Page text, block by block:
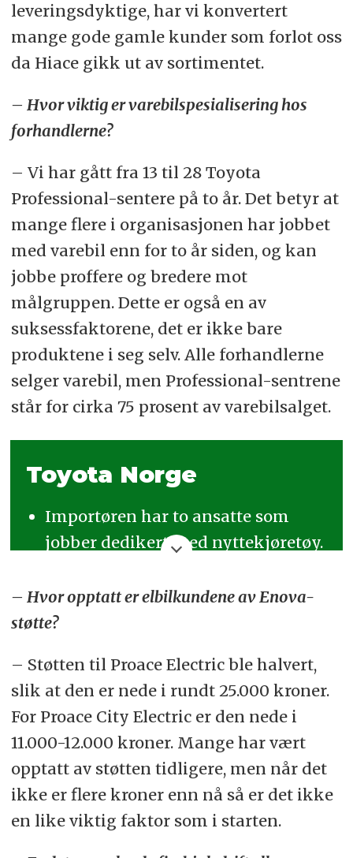
leveringsdyktige, har vi konvertert
mange gode gamle kunder som forlot oss
da Hiace gikk ut av sortimentet.
– Hvor viktig er varebilspesialisering hos
forhandlerne?
– Vi har gått fra 13 til 28 Toyota
Professional-sentere på to år. Det betyr at
mange flere i organisasjonen har jobbet
med varebil enn for to år siden, og kan
jobbe proffere og bredere mot
målgruppen. Dette er også en av
suksessfaktorene, det er ikke bare
produktene i seg selv. Alle forhandlerne
selger varebil, men Professional-sentrene
står for cirka 75 prosent av varebilsalget.
Toyota Norge
Importøren har to ansatte som
jobber dedikert med nyttekjøretøy.
ansvar for flåtesalg av varebiler.
Toyota har totalt 90 salgspunkter i
Norge. 28 forhandlere er
varebilspesialisert under navnet
Toyota Professional.
– Hvor opptatt er elbilkundene av Enova-
støtte?
– Støtten til Proace Electric ble halvert,
slik at den er nede i rundt 25.000 kroner.
For Proace City Electric er den nede i
11.000-12.000 kroner. Mange har vært
opptatt av støtten tidligere, men når det
ikke er flere kroner enn nå så er det ikke
en like viktig faktor som i starten.